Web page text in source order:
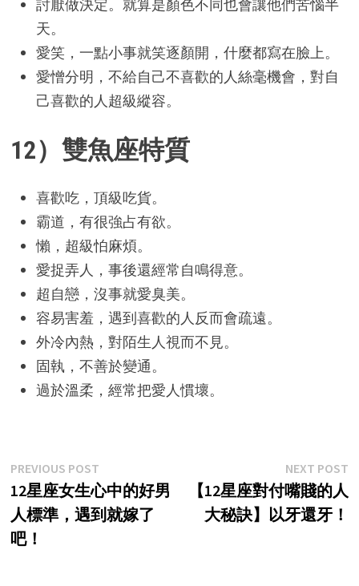
討厭做決定。就算是顏色不同也會讓他們苦惱半
天。
愛笑，一點小事就笑逐顏開，什麼都寫在臉上。
愛憎分明，不給自己不喜歡的人絲毫機會，對自
己喜歡的人超級縱容。
12）雙魚座特質
喜歡吃，頂級吃貨。
霸道，有很強占有欲。
懶，超級怕麻煩。
愛捉弄人，事後還經常自鳴得意。
超自戀，沒事就愛臭美。
容易害羞，遇到喜歡的人反而會疏遠。
外冷內熱，對陌生人視而不見。
固執，不善於變通。
過於溫柔，經常把愛人慣壞。
Post
navigation
PREVIOUS POSTPrevious
post:
12星座女生心中的好男
人標準，遇到就嫁了
吧！
NEXT POST
【12星座對付嘴賤的人
大秘訣】以牙還牙！